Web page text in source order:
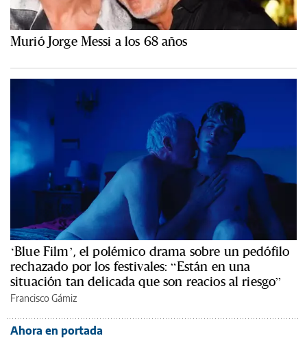
Murió Jorge Messi a los 68 años
‘Blue Film’, el polémico drama sobre un pedófilo
rechazado por los festivales: “Están en una
situación tan delicada que son reacios al riesgo”
Francisco Gámiz
Ahora en portada